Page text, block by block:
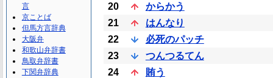
20
からかう
21
はんなり
22
必死のパッチ
23
つんつるてん
24
賄う
言
京ことば
但馬方言辞典
大阪弁
和歌山弁辞書
鳥取弁辞書
下関弁辞典